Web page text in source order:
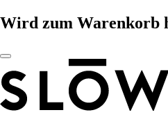
Wird zum Warenkorb